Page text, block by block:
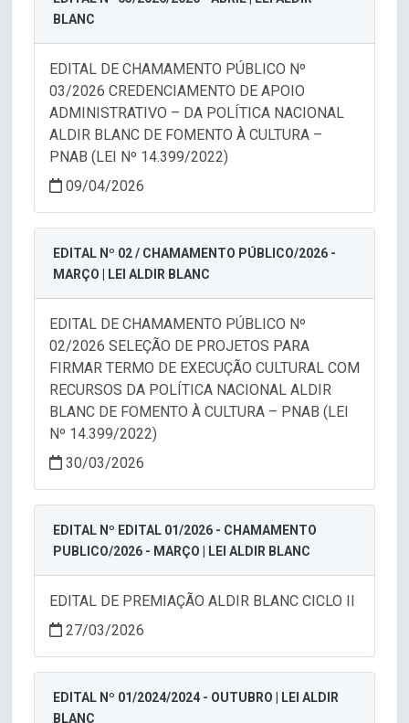
BLANC
EDITAL DE CHAMAMENTO PÚBLICO Nº
03/2026 CREDENCIAMENTO DE APOIO
ADMINISTRATIVO – DA POLÍTICA NACIONAL
ALDIR BLANC DE FOMENTO À CULTURA –
PNAB (LEI Nº 14.399/2022)
09/04/2026
EDITAL Nº 02 / CHAMAMENTO PÚBLICO/2026 -
MARÇO | LEI ALDIR BLANC
EDITAL DE CHAMAMENTO PÚBLICO Nº
02/2026 SELEÇÃO DE PROJETOS PARA
FIRMAR TERMO DE EXECUÇÃO CULTURAL COM
RECURSOS DA POLÍTICA NACIONAL ALDIR
BLANC DE FOMENTO À CULTURA – PNAB (LEI
Nº 14.399/2022)
30/03/2026
EDITAL Nº EDITAL 01/2026 - CHAMAMENTO
PUBLICO/2026 - MARÇO | LEI ALDIR BLANC
EDITAL DE PREMIAÇÃO ALDIR BLANC CICLO II
27/03/2026
EDITAL Nº 01/2024/2024 - OUTUBRO | LEI ALDIR
BLANC